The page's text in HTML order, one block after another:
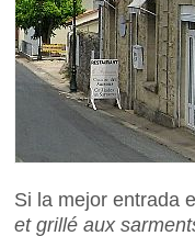
Si la mejor entrada
et grillé aux